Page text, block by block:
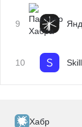
Ипотечный
Таможенный
Помощник
9
10
Хабр